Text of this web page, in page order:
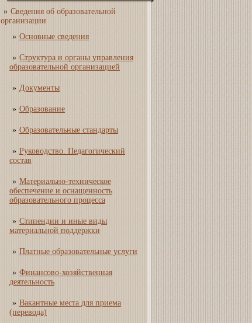
Сведения об образовательной
организации
Основные сведения
Структура и органы управления
образовательной организацией
Документы
Образование
Образовательные стандарты
Руководство. Педагогический
состав
Материально-техническое
обеспечение и оснащенность
образовательного процесса
Стипендии и иные виды
материальной поддержки
Платные образовательные услуги
Финансово-хозяйственная
деятельность
Вакантные места для приема
(перевода)